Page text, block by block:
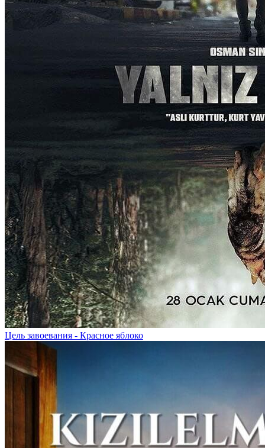
Цель завоевания - Красное яблоко